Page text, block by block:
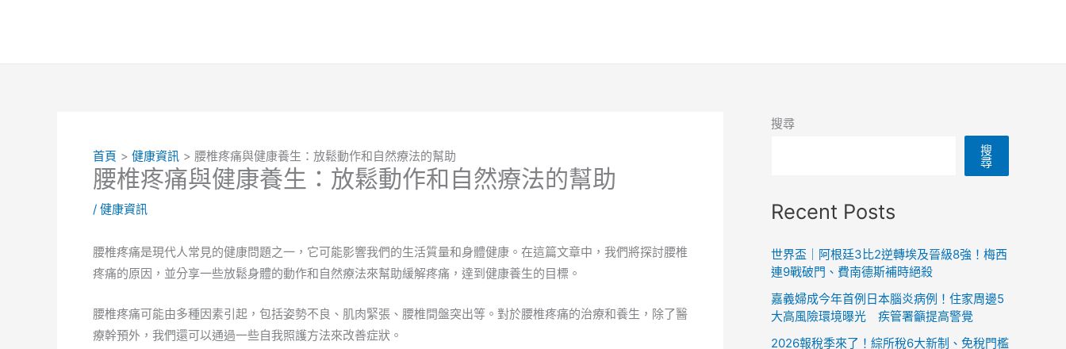
首頁 健康資訊 腰椎疼痛與健康養生：放鬆動作和自然療法的幫助
腰椎疼痛與健康養生：放鬆動作和自然療法的幫助
/ 健康資訊
腰椎疼痛是現代人常見的健康問題之一，它可能影響我們的生活質量和身體健康。在這篇文章中，我們將探討腰椎
疼痛的原因，並分享一些放鬆身體的動作和自然療法來幫助緩解疼痛，達到健康養生的目標。
腰椎疼痛可能由多種因素引起，包括姿勢不良、肌肉緊張、腰椎間盤突出等。對於腰椎疼痛的治療和養生，除了醫
療幹預外，我們還可以通過一些自我照護方法來改善症狀。
搜尋
搜
尋
Recent Posts
世界盃｜阿根廷3比2逆轉埃及晉級8強！梅西
連9戰破門、費南德斯補時絕殺
嘉義婦成今年首例日本腦炎病例！住家周邊5
大高風險環境曝光 疾管署籲提高警覺
2026報稅季來了！綜所稅6大新制、免稅門檻